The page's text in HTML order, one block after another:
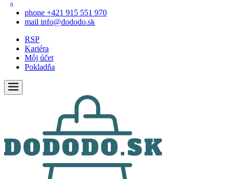
phone +421 915 551 970
mail info@dododo.sk
RSP
Kariéra
Môj účet
Pokladňa
0